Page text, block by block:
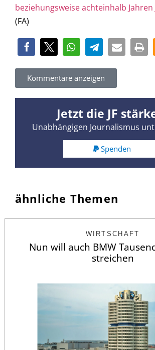
beziehungsweise achteinhalb Jahren
(FA)
Kommentare anzeigen
Jetzt die JF
Unabhängigen Journalismus
Spenden
ähnliche Themen
WIRTSCHAFT
Nun will auch BMW
streichen